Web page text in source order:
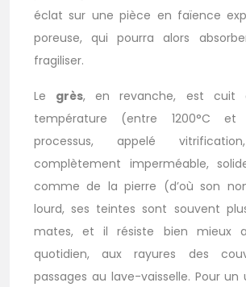
éclat sur une pièce en faïence
poreuse, qui pourra alors
fragiliser.
Le grès, en revanche, est cuit
température (entre 1200°C et
processus, appelé
complètement imperméable,
comme de la pierre (d’où son
lourd, ses teintes sont souvent
mates, et il résiste bien mieux
quotidien, aux rayures des
passages au lave-vaisselle. Pour